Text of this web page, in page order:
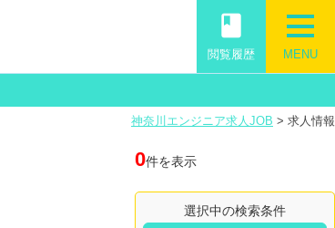
MENU
book
閲覧履歴
神奈川エンジニア求人JOB > 求人情報
0件を表示
選択中の検索条件